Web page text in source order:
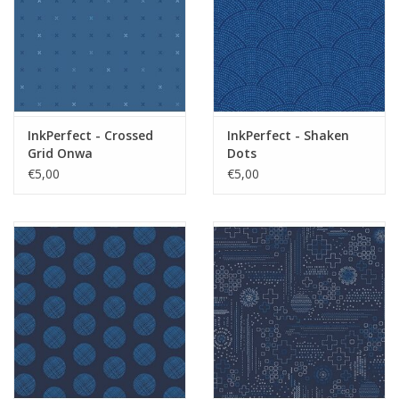
InkPerfect - Crossed
Grid Onwa
€5,00
InkPerfect - Shaken
Dots
€5,00